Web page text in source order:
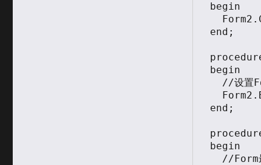
begin
end;
begin
end;
begin